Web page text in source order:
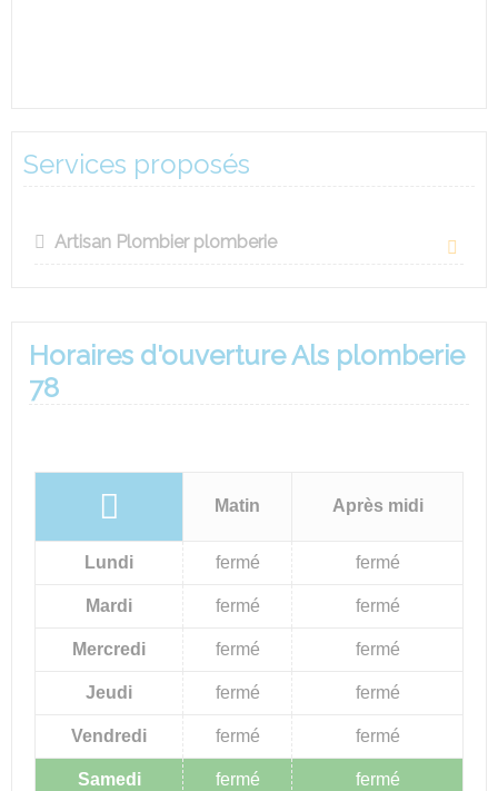
Services proposés
Artisan Plombier plomberie
Horaires d'ouverture Als plomberie
78
Matin Après midi
Lundi fermé fermé
Mardi fermé fermé
Mercredi fermé fermé
Jeudi fermé fermé
Vendredi fermé fermé
Samedi fermé fermé